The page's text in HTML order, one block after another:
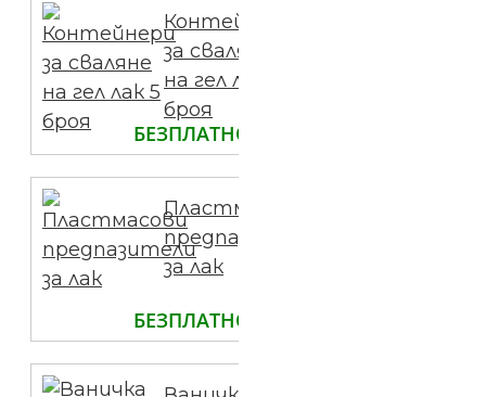
Контейнери
за сваляне
на гел лак 5
броя
БЕЗПЛАТНО
Пластмасови
предпазители
за лак
БЕЗПЛАТНО